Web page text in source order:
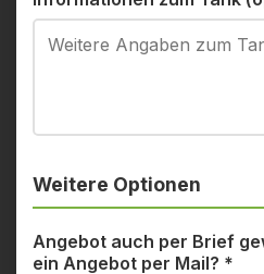
Weitere Optionen
Angebot auch per Brief
ein Angebot per Mail? *